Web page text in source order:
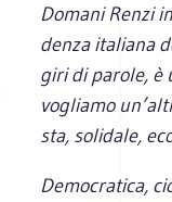
Domani Renzi
denza ita­liana
giri di parole, è
vogliamo
sta, soli­dale,
Demo­cra­tica,